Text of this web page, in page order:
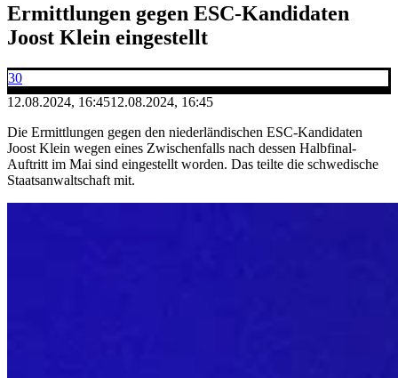
Ermittlungen gegen ESC-Kandidaten
Joost Klein eingestellt
30
12.08.2024, 16:4512.08.2024, 16:45
Die Ermittlungen gegen den niederländischen ESC-Kandidaten
Joost Klein wegen eines Zwischenfalls nach dessen Halbfinal-
Auftritt im Mai sind eingestellt worden. Das teilte die schwedische
Staatsanwaltschaft mit.